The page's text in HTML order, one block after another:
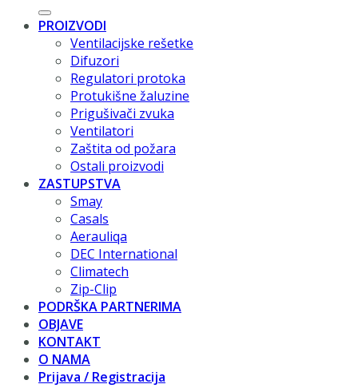
PROIZVODI
Ventilacijske rešetke
Difuzori
Regulatori protoka
Protukišne žaluzine
Prigušivači zvuka
Ventilatori
Zaštita od požara
Ostali proizvodi
ZASTUPSTVA
Smay
Casals
Aerauliqa
DEC International
Climatech
Zip-Clip
PODRŠKA PARTNERIMA
OBJAVE
KONTAKT
O NAMA
Prijava / Registracija